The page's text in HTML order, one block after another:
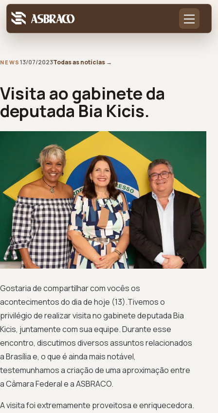
NEWS13/07/2023Todas as notícias →
Visita ao gabinete da
deputada Bia Kicis.
Gostaria de compartilhar com vocês os
acontecimentos do dia de hoje (13).Tivemos o
privilégio de realizar visita no gabinete deputada Bia
Kicis, juntamente com sua equipe. Durante esse
encontro, discutimos diversos assuntos relacionados
a Brasília e, o que é ainda mais notável,
testemunhamos a criação de uma aproximação entre
a Câmara Federal e a ASBRACO.
A visita foi extremamente proveitosa e enriquecedora.